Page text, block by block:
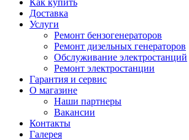
Доставка
Услуги
Ремонт бензогенераторов
Ремонт дизельных генераторов
Обслуживание электростанций
Ремонт электростанции
Гарантия и сервис
О магазине
Наши партнеры
Вакансии
Контакты
Галерея